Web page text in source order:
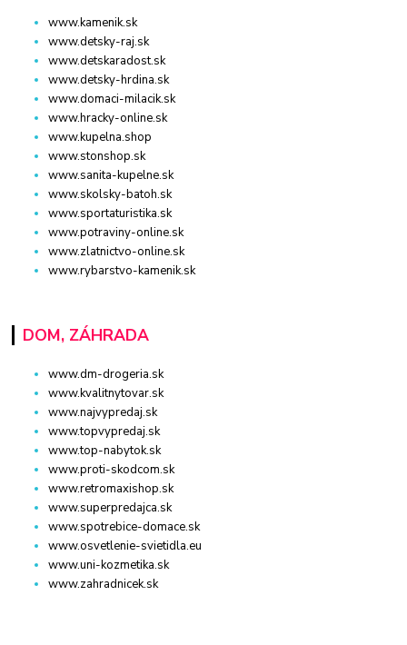
www.kamenik.sk
www.detsky-raj.sk
www.detskaradost.sk
www.detsky-hrdina.sk
www.domaci-milacik.sk
www.hracky-online.sk
www.kupelna.shop
www.stonshop.sk
www.sanita-kupelne.sk
www.skolsky-batoh.sk
www.sportaturistika.sk
www.potraviny-online.sk
www.zlatnictvo-online.sk
www.rybarstvo-kamenik.sk
DOM, ZÁHRADA
www.dm-drogeria.sk
www.kvalitnytovar.sk
www.najvypredaj.sk
www.topvypredaj.sk
www.top-nabytok.sk
www.proti-skodcom.sk
www.retromaxishop.sk
www.superpredajca.sk
www.spotrebice-domace.sk
www.osvetlenie-svietidla.eu
www.uni-kozmetika.sk
www.zahradnicek.sk